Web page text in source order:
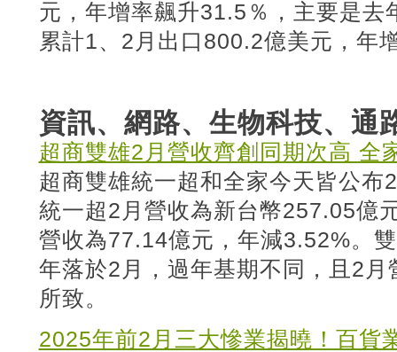
元，年增率飆升31.5％，主要是去
累計1、2月出口800.2億美元，年
資訊、網路、生物科技、通
超商雙雄2月營收齊創同期次高 全
超商雙雄統一超和全家今天皆公布
統一超2月營收為新台幣257.05億
營收為77.14億元，年減3.52%。
年落於2月，過年基期不同，且2
所致。
2025年前2月三大慘業揭曉！百貨